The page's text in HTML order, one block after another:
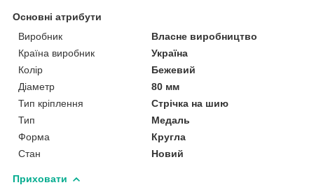
Основні атрибути
Виробник
Власне виробництво
Країна виробник
Україна
Колір
Бежевий
Діаметр
80 мм
Тип кріплення
Стрічка на шию
Тип
Медаль
Форма
Кругла
Стан
Новий
Приховати